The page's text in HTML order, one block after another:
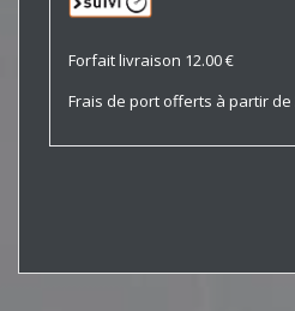
Forfait livraison 12.00 €
Frais de port offerts à partir de